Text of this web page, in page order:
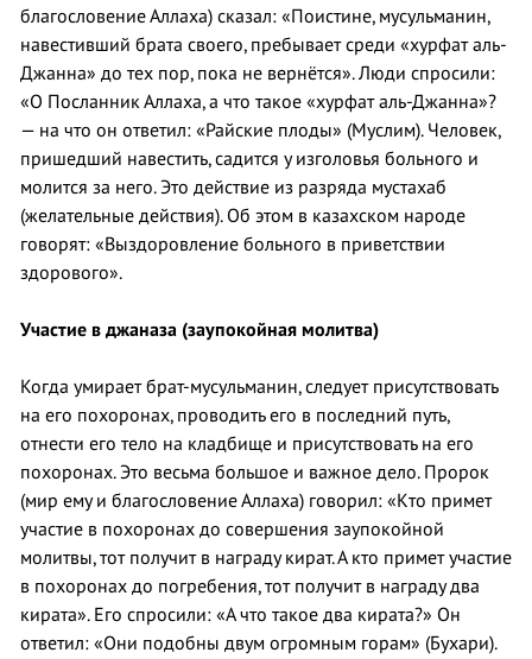
благословение Аллаха) сказал: «Поистине, мусульманин,
навестивший брата своего, пребывает среди «хурфат аль-
Джанна» до тех пор, пока не вернётся». Люди спросили:
«О Посланник Аллаха, а что такое «хурфат аль-Джанна»?
— на что он ответил: «Райские плоды» (Муслим). Человек,
пришедший навестить, садится у изголовья больного и
молится за него. Это действие из разряда мустахаб
(желательные действия). Об этом в казахском народе
говорят: «Выздоровление больного в приветствии
здорового».
Участие в джаназа (заупокойная молитва)
Когда умирает брат-мусульманин, следует присутствовать
на его похоронах, проводить его в последний путь,
отнести его тело на кладбище и присутствовать на его
похоронах. Это весьма большое и важное дело. Пророк
(мир ему и благословение Аллаха) говорил: «Кто примет
участие в похоронах до совершения заупокойной
молитвы, тот получит в награду кират. А кто примет участие
в похоронах до погребения, тот получит в награду два
кирата». Его спросили: «А что такое два кирата?» Он
ответил: «Они подобны двум огромным горам» (Бухари).